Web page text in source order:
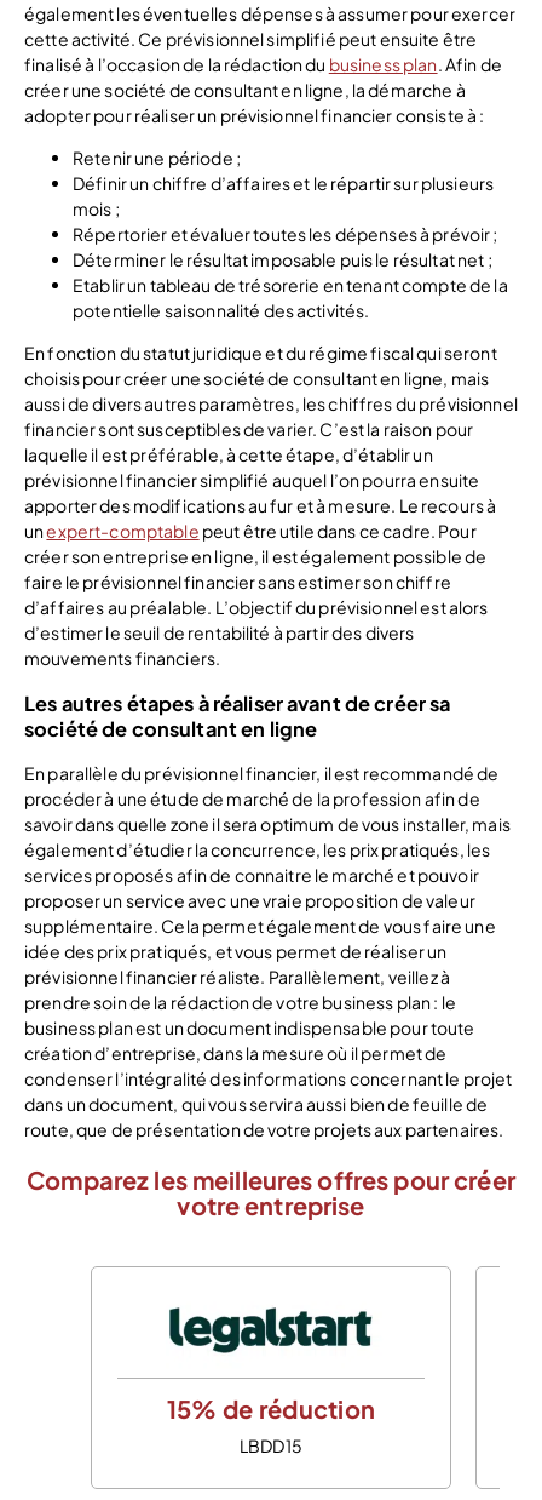
également les éventuelles dépenses à assumer pour exercer
cette activité. Ce prévisionnel simplifié peut ensuite être
finalisé à l’occasion de la rédaction du business plan. Afin de
créer une société de consultant en ligne, la démarche à
adopter pour réaliser un prévisionnel financier consiste à :
Retenir une période ;
Définir un chiffre d’affaires et le répartir sur plusieurs
mois ;
Répertorier et évaluer toutes les dépenses à prévoir ;
Déterminer le résultat imposable puis le résultat net ;
Etablir un tableau de trésorerie en tenant compte de la
potentielle saisonnalité des activités.
En fonction du statut juridique et du régime fiscal qui seront
choisis pour créer une société de consultant en ligne, mais
aussi de divers autres paramètres, les chiffres du prévisionnel
financier sont susceptibles de varier. C’est la raison pour
laquelle il est préférable, à cette étape, d’établir un
prévisionnel financier simplifié auquel l’on pourra ensuite
apporter des modifications au fur et à mesure. Le recours à
unexpert-comptable peut être utile dans ce cadre. Pour
créer son entreprise en ligne, il est également possible de
faire le prévisionnel financier sans estimer son chiffre
d’affaires au préalable. L’objectif du prévisionnel est alors
d’estimer le seuil de rentabilité à partir des divers
mouvements financiers.
Les autres étapes à réaliser avant de créer sa
société de consultant en ligne
En parallèle du prévisionnel financier, il est recommandé de
procéder à une étude de marché de la profession afin de
savoir dans quelle zone il sera optimum de vous installer, mais
également d’étudier la concurrence, les prix pratiqués, les
services proposés afin de connaitre le marché et pouvoir
proposer un service avec une vraie proposition de valeur
supplémentaire. Cela permet également de vous faire une
idée des prix pratiqués, et vous permet de réaliser un
prévisionnel financier réaliste. Parallèlement, veillez à
prendre soin de la rédaction de votre business plan : le
business plan est un document indispensable pour toute
création d’entreprise, dans la mesure où il permet de
condenser l’intégralité des informations concernant le projet
dans un document, qui vous servira aussi bien de feuille de
route, que de présentation de votre projets aux partenaires.
Comparez les meilleures offres pour créer
votre entreprise
15% de réduction
LBDD15